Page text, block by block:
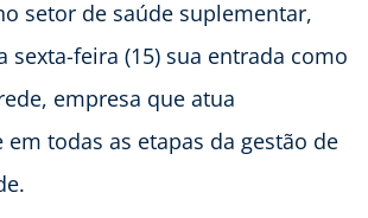
setor de saúde suplementar,
sexta-feira (15) sua entrada como
empresa que atua
todas as etapas da gestão de